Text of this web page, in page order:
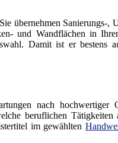
übernehmen Sanierungs-,
und Wandflächen in
Damit ist er bestens
nach hochwertiger
beruflichen Tätigkeiten
im gewählten